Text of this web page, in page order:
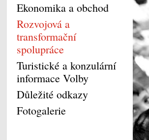
Ekonomika a obchod
Rozvojová a
transformační
spolupráce
Turistické a konzulární
informace Volby
Důležité odkazy
Fotogalerie